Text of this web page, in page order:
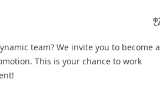
team? We invite you to become a
This is your chance to work